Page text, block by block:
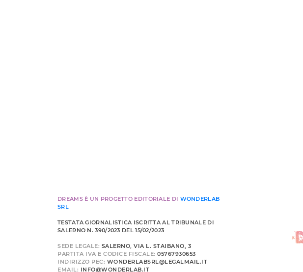
DREAMS È UN PROGETTO EDITORIALE DI WONDERLAB
SRL
TESTATA GIORNALISTICA ISCRITTA AL TRIBUNALE DI
SALERNO N. 390/2023 DEL 15/02/2023
SEDE LEGALE: SALERNO, VIA L. STAIBANO, 3
PARTITA IVA E CODICE FISCALE: 05767930653
INDIRIZZO PEC: WONDERLABSRL@LEGALMAIL.IT
EMAIL: INFO@WONDERLAB.IT